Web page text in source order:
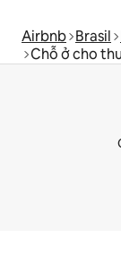
Airbnb Brasil
Chỗ ở cho